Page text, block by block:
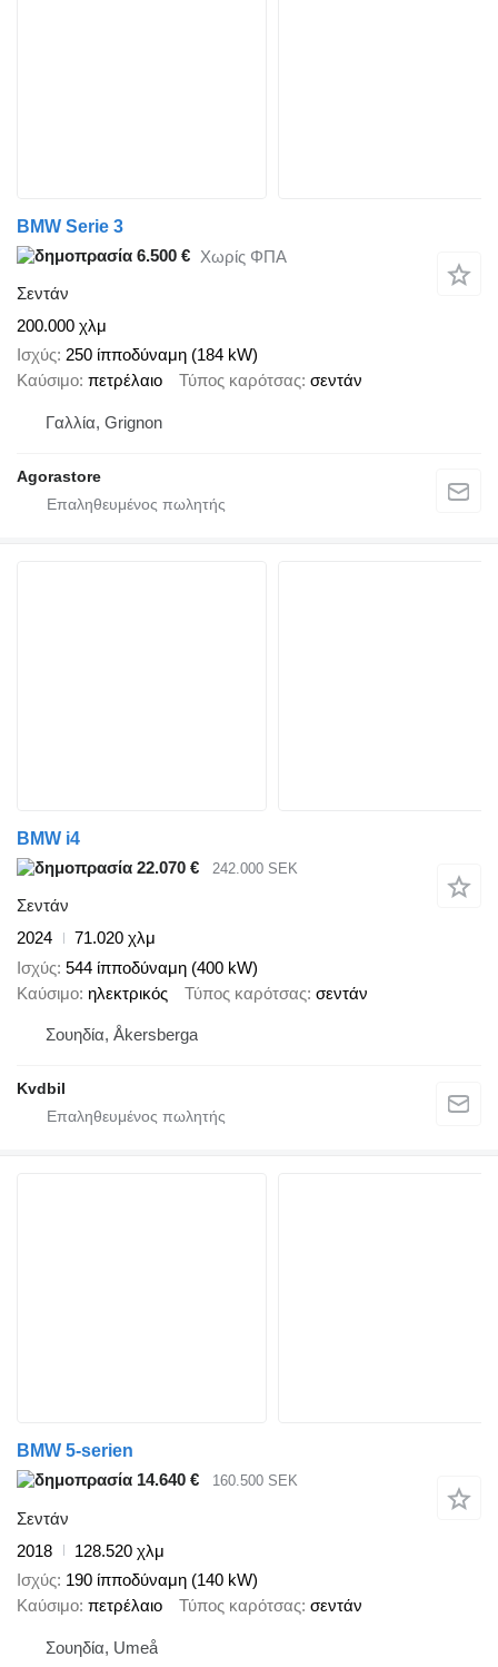
BMW Serie 3
6.500 € Χωρίς ΦΠΑ
Σεντάν
200.000 χλμ
Ισχύς 250 ίπποδύναμη (184 kW)
Καύσιμο πετρέλαιο Τύπος καρότσας σεντάν
Γαλλία, Grignon
Agorastore
BMW i4
22.070 €
242.000 SEK
Σεντάν
2024
71.020 χλμ
Ισχύς 544 ίπποδύναμη (400 kW)
Καύσιμο ηλεκτρικός Τύπος καρότσας σεντάν
Σουηδία, Åkersberga
Kvdbil
BMW 5-serien
14.640 €
160.500 SEK
Σεντάν
2018
128.520 χλμ
Ισχύς 190 ίπποδύναμη (140 kW)
Καύσιμο πετρέλαιο Τύπος καρότσας σεντάν
Σουηδία, Umeå